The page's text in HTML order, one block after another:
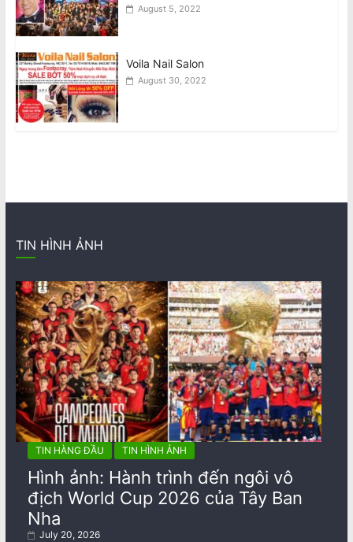
August 5, 2022
Voila Nail Salon
August 30, 2022
TIN HÌNH ẢNH
TIN HÀNG ĐẦU TIN HÌNH ẢNH
Hình ảnh: Hành trình đến ngôi vô
địch World Cup 2026 của Tây Ban
Nha
July 20, 2026